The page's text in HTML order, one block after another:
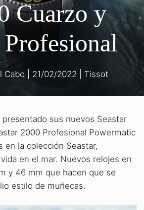
Cuarzo y
Cabo 21/02/2022 Tissot
presentado sus nuevos Seastar
2000 Profesional Powermatic
en la colección Seastar,
en el mar. Nuevos relojes en
y 46 mm que hacen que se
estilo de muñecas.